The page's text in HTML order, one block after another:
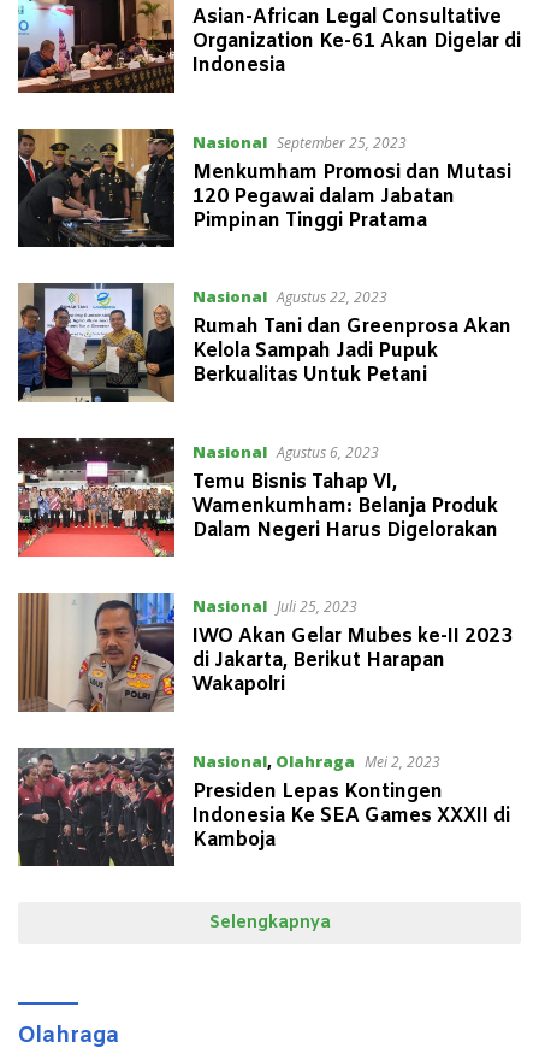
Asian-African Legal Consultative
Organization Ke-61 Akan Digelar di
Indonesia
Nasional September 25, 2023
Menkumham Promosi dan Mutasi
120 Pegawai dalam Jabatan
Pimpinan Tinggi Pratama
Nasional Agustus 22, 2023
Rumah Tani dan Greenprosa Akan
Kelola Sampah Jadi Pupuk
Berkualitas Untuk Petani
Nasional Agustus 6, 2023
Temu Bisnis Tahap VI,
Wamenkumham: Belanja Produk
Dalam Negeri Harus Digelorakan
Nasional Juli 25, 2023
IWO Akan Gelar Mubes ke-II 2023
di Jakarta, Berikut Harapan
Wakapolri
Nasional, Olahraga Mei 2, 2023
Presiden Lepas Kontingen
Indonesia Ke SEA Games XXXII di
Kamboja
Selengkapnya
Olahraga